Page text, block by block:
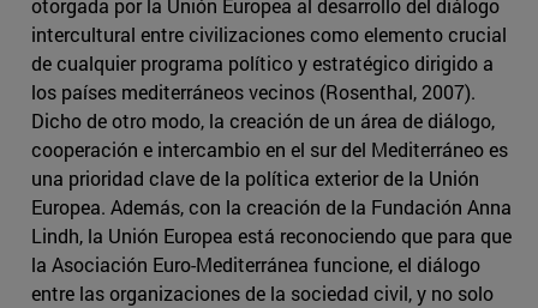
otorgada por la Unión Europea al desarrollo del diálogo
intercultural entre civilizaciones como elemento crucial
de cualquier programa político y estratégico dirigido a
los países mediterráneos vecinos (Rosenthal, 2007).
Dicho de otro modo, la creación de un área de diálogo,
cooperación e intercambio en el sur del Mediterráneo es
una prioridad clave de la política exterior de la Unión
Europea. Además, con la creación de la Fundación Anna
Lindh, la Unión Europea está reconociendo que para que
la Asociación Euro-Mediterránea funcione, el diálogo
entre las organizaciones de la sociedad civil, y no solo